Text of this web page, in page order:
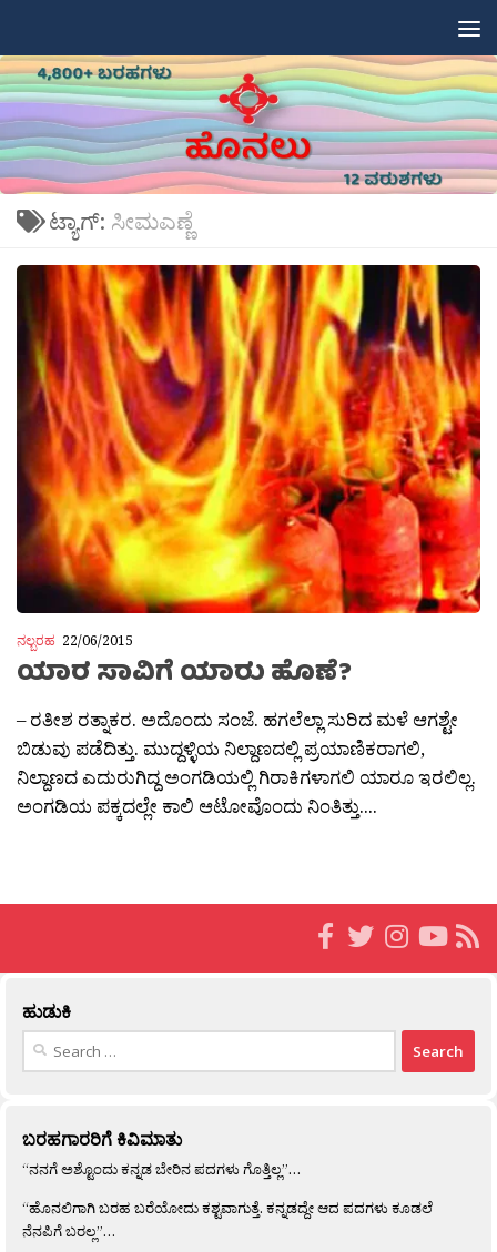
ಟ್ಯಾಗ್: ಸೀಮಎಣ್ಣೆ
ನಲ್ಬರಹ 22/06/2015
ಯಾರ ಸಾವಿಗೆ ಯಾರು ಹೊಣೆ?
– ರತೀಶ ರತ್ನಾಕರ. ಅದೊಂದು ಸಂಜೆ. ಹಗಲೆಲ್ಲಾ ಸುರಿದ ಮಳೆ ಆಗಶ್ಟೇ
ಬಿಡುವು ಪಡೆದಿತ್ತು. ಮುದ್ದಳ್ಳಿಯ ನಿಲ್ದಾಣದಲ್ಲಿ ಪ್ರಯಾಣಿಕರಾಗಲಿ,
ನಿಲ್ದಾಣದ ಎದುರುಗಿದ್ದ ಅಂಗಡಿಯಲ್ಲಿ ಗಿರಾಕಿಗಳಾಗಲಿ ಯಾರೂ ಇರಲಿಲ್ಲ.
ಅಂಗಡಿಯ ಪಕ್ಕದಲ್ಲೇ ಕಾಲಿ ಆಟೋವೊಂದು ನಿಂತಿತ್ತು....
ಹುಡುಕಿ
Search
ಬರಹಗಾರರಿಗೆ ಕಿವಿಮಾತು
“ನನಗೆ ಅಶ್ಟೊಂದು ಕನ್ನಡ ಬೇರಿನ ಪದಗಳು ಗೊತ್ತಿಲ್ಲ”…
“ಹೊನಲಿಗಾಗಿ ಬರಹ ಬರೆಯೋದು ಕಶ್ಟವಾಗುತ್ತೆ. ಕನ್ನಡದ್ದೇ ಆದ ಪದಗಳು ಕೂಡಲೆ
ನೆನಪಿಗೆ ಬರಲ್ಲ”…